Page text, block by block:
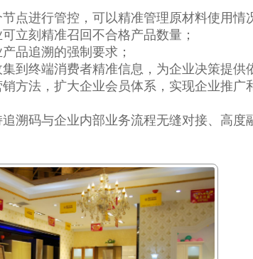
点进行管控，可以精准管理原材料使用情
立刻精准召回不合格产品数量；
品追溯的强制要求；
到终端消费者精准信息，为企业决策提供
方法，扩大企业会员体系，实现企业推广
溯码与企业内部业务流程无缝对接、高度